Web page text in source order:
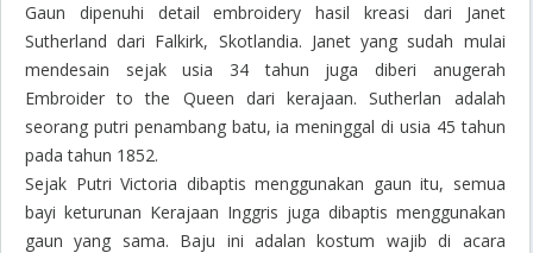
Gaun dipenuhi detailembroidery hasil kreasi dari Janet
Sutherland dari Falkirk, Skotlandia. Janet yang sudah mulai
mendesain sejak usia 34 tahun juga diberi anugerah
Embroider to the Queen dari kerajaan. Sutherlan adalah
seorang putri penambang batu, ia meninggal di usia 45 tahun
pada tahun 1852.
Sejak Putri Victoria dibaptis menggunakan gaun itu, semua
bayi keturunan Kerajaan Inggris juga dibaptis menggunakan
gaun yang sama. Baju ini adalan kostum wajib di acara